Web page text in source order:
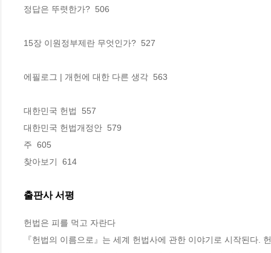
정답은 뚜렷한가?  506
15장 이원정부제란 무엇인가?  527
에필로그 | 개헌에 대한 다른 생각  563
대한민국 헌법  557
대한민국 헌법개정안  579
주  605
찾아보기  614
출판사 서평
헌법은 피를 먹고 자란다
『헌법의 이름으로』는 세계 헌법사에 관한 이야기로 시작된다.